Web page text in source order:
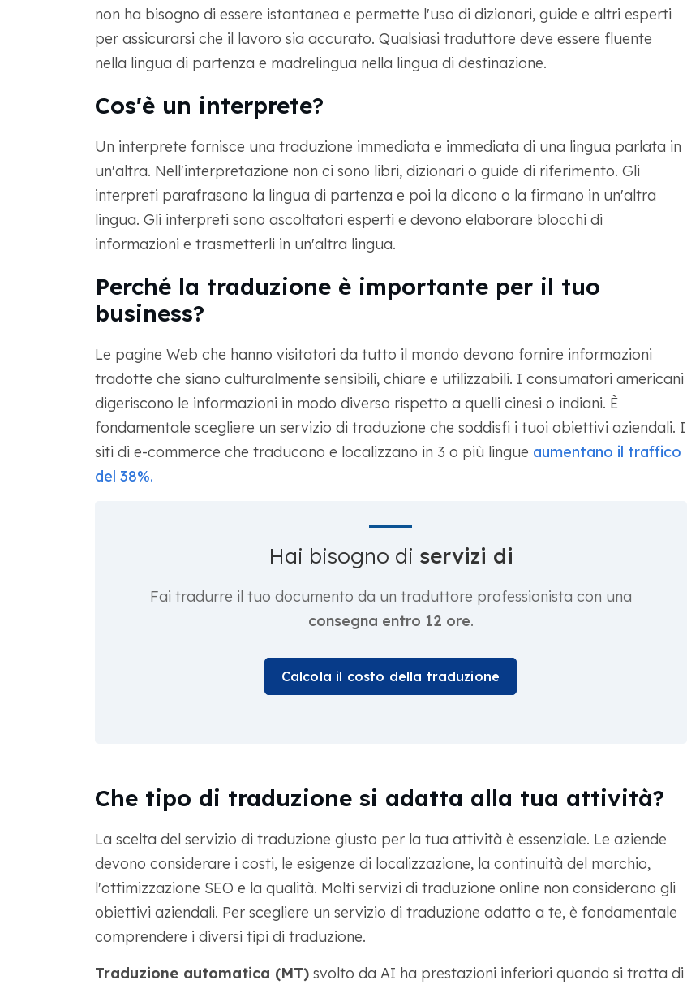
non ha bisogno di essere istantanea e permette l'uso di dizionari, guide e altri esperti
per assicurarsi che il lavoro sia accurato. Qualsiasi traduttore deve essere fluente
nella lingua di partenza e madrelingua nella lingua di destinazione.
Cos'è un interprete?
Un interprete fornisce una traduzione immediata e immediata di una lingua parlata in
un'altra. Nell'interpretazione non ci sono libri, dizionari o guide di riferimento. Gli
interpreti parafrasano la lingua di partenza e poi la dicono o la firmano in un'altra
lingua. Gli interpreti sono ascoltatori esperti e devono elaborare blocchi di
informazioni e trasmetterli in un'altra lingua.
Perché la traduzione è importante per il tuo
business?
Le pagine Web che hanno visitatori da tutto il mondo devono fornire informazioni
tradotte che siano culturalmente sensibili, chiare e utilizzabili. I consumatori americani
digeriscono le informazioni in modo diverso rispetto a quelli cinesi o indiani. È
fondamentale scegliere un servizio di traduzione che soddisfi i tuoi obiettivi aziendali. I
siti di e-commerce che traducono e localizzano in 3 o più lingue aumentano il traffico
del 38%.
Hai bisogno di servizi di
Fai tradurre il tuo documento da un traduttore professionista con una
consegna entro 12 ore.
Calcola il costo della traduzione
Che tipo di traduzione si adatta alla tua attività?
La scelta del servizio di traduzione giusto per la tua attività è essenziale. Le aziende
devono considerare i costi, le esigenze di localizzazione, la continuità del marchio,
l'ottimizzazione SEO e la qualità. Molti servizi di traduzione online non considerano gli
obiettivi aziendali. Per scegliere un servizio di traduzione adatto a te, è fondamentale
comprendere i diversi tipi di traduzione.
Traduzione automatica (MT)svolto da AI ha prestazioni inferiori quando si tratta di